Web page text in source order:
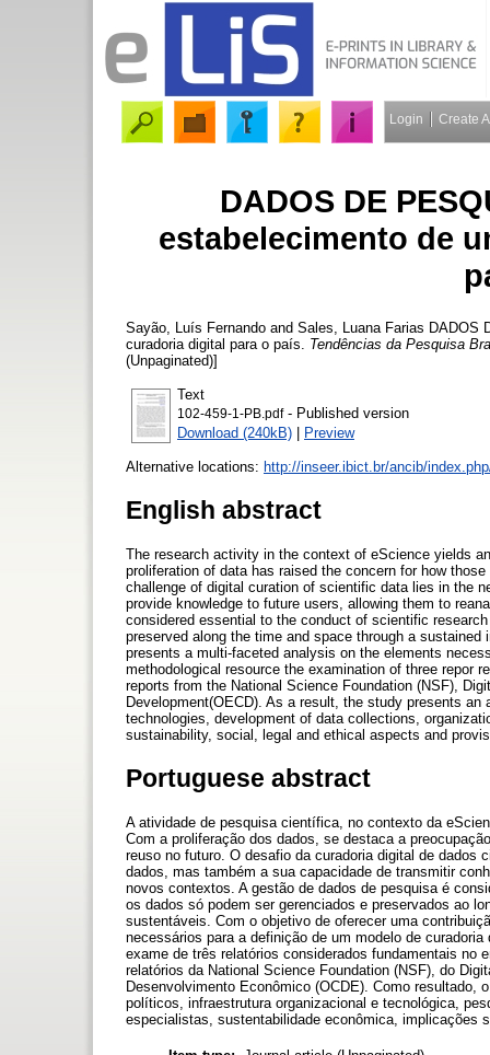
Login Create
DADOS DE
estabelecimento de
Sayão, Luís Fernando and Sales, Luana Farias DADOS
curadoria digital para o país. Tendências da Pesquisa
(Unpaginated)]
Text
102-459-1-PB.pdf- Published version
Download (240kB) | Preview
Alternative locations: http://inseer.ibict.br/ancib/
English abstract
The research activity in the context of eScience yields
proliferation of data has raised the concern for how
challenge of digital curation of scientific data lies in the
provide knowledge to future users, allowing them to
considered essential to the conduct of scientific
preserved along the time and space through a
presents a multi-faceted analysis on the elements
methodological resource the examination of three repor
reports from the National Science Foundation (NSF),
Development(OECD). As a result, the study presents
technologies, development of data collections,
sustainability, social, legal and ethical aspects and
Portuguese abstract
A atividade de pesquisa científica, no contexto da
Com a proliferação dos dados, se destaca a
reuso no futuro. O desafio da curadoria digital de
dados, mas também a sua capacidade de transmitir
novos contextos. A gestão de dados de pesquisa é
os dados só podem ser gerenciados e preservados ao
sustentáveis. Com o objetivo de oferecer uma
necessários para a definição de um modelo de
exame de três relatórios considerados fundamentais no
relatórios da National Science Foundation (NSF), do
Desenvolvimento Econômico (OCDE). Como
políticos, infraestrutura organizacional e tecnológica,
especialistas, sustentabilidade econômica, implicações